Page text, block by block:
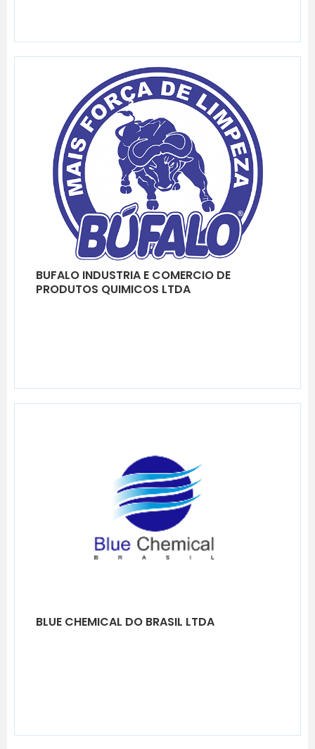
BUFALO INDUSTRIA E COMERCIO DE
PRODUTOS QUIMICOS LTDA
BLUE CHEMICAL DO BRASIL LTDA